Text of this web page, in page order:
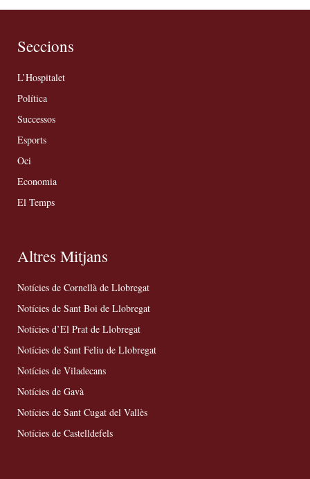
Seccions
L’Hospitalet
Política
Successos
Esports
Oci
Economia
El Temps
Altres Mitjans
Notícies de Cornellà de Llobregat
Notícies de Sant Boi de Llobregat
Notícies d’El Prat de Llobregat
Notícies de Sant Feliu de Llobregat
Notícies de Viladecans
Notícies de Gavà
Notícies de Sant Cugat del Vallès
Notícies de Castelldefels